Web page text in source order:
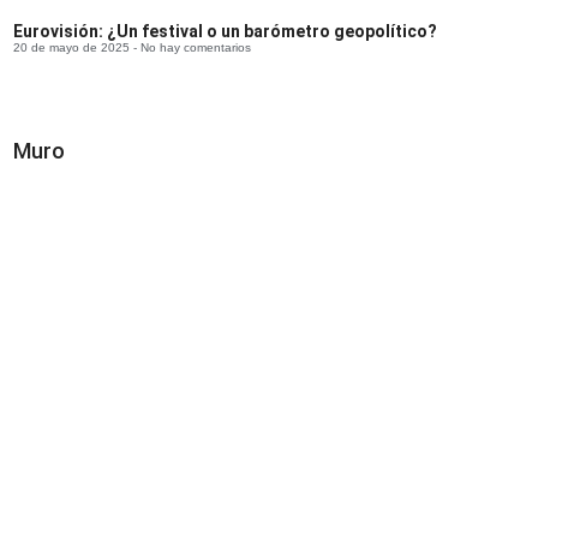
Eurovisión: ¿Un festival o un barómetro geopolítico?
20 de mayo de 2025 No hay comentarios
Muro